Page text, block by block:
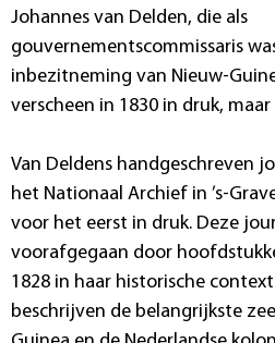
Johannes van Delden, die als
gouvernementscommissaris
inbezitneming van Nieuw-
verscheen in 1830 in druk,
Van Deldens handgeschreven
het Nationaal Archief in ’s-
voor het eerst in druk. Deze
voorafgegaan door
1828 in haar historische
beschrijven de belangrijkste